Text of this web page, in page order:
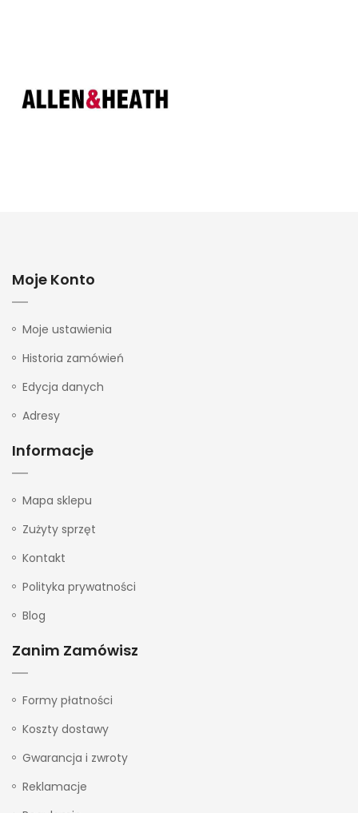
Moje Konto
Moje ustawienia
Historia zamówień
Edycja danych
Adresy
Informacje
Mapa sklepu
Zużyty sprzęt
Kontakt
Polityka prywatności
Blog
Zanim Zamówisz
Formy płatności
Koszty dostawy
Gwarancja i zwroty
Reklamacje